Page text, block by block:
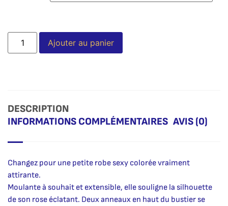
Ajouter au panier
DESCRIPTION
INFORMATIONS COMPLÉMENTAIRES AVIS (0)
Changez pour une petite robe sexy colorée vraiment
attirante.
Moulante à souhait et extensible, elle souligne la silhouette
de son rose éclatant. Deux anneaux en haut du bustier se